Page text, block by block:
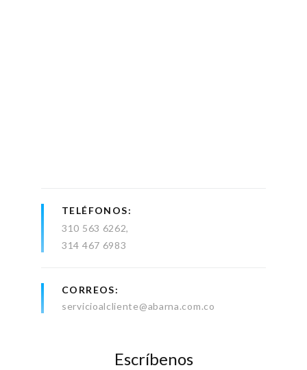
TELÉFONOS
310 563 6262
314 467 6983
CORREOS
servicioalcliente@abarna.com.co
Escríbenos